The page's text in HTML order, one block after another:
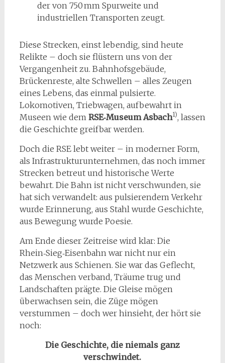
der von 750 mm Spurweite und
industriellen Transporten zeugt.
Diese Strecken, einst lebendig, sind heute
Relikte – doch sie flüstern uns von der
Vergangenheit zu. Bahnhofsgebäude,
Brückenreste, alte Schwellen – alles Zeugen
eines Lebens, das einmal pulsierte.
Lokomotiven, Triebwagen, aufbewahrt in
Museen wie dem RSE‑Museum Asbach1), lassen
die Geschichte greifbar werden.
Doch die RSE lebt weiter – in moderner Form,
als Infrastrukturunternehmen, das noch immer
Strecken betreut und historische Werte
bewahrt. Die Bahn ist nicht verschwunden, sie
hat sich verwandelt: aus pulsierendem Verkehr
wurde Erinnerung, aus Stahl wurde Geschichte,
aus Bewegung wurde Poesie.
Am Ende dieser Zeitreise wird klar: Die
Rhein‑Sieg‑Eisenbahn war nicht nur ein
Netzwerk aus Schienen. Sie war das Geflecht,
das Menschen verband, Träume trug und
Landschaften prägte. Die Gleise mögen
überwachsen sein, die Züge mögen
verstummen – doch wer hinsieht, der hört sie
noch:
Die Geschichte, die niemals ganz
verschwindet.